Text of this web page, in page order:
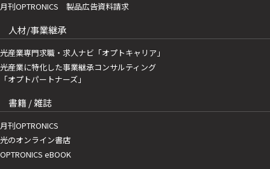
月刊OPTRONICS 製品広告資料請求
人材/事業継承
光産業専門求職・求人ナビ「オプトキャリア」
光産業に特化した事業継承コンサルティング
「オプトパートナーズ」
書籍 / 雑誌
月刊OPTRONICS
光のオンライン書店
OPTRONICS eBOOK